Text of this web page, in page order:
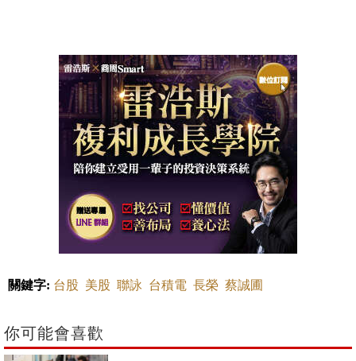
關鍵字: 台股 美股 聯詠 台積電 長榮 蔡誠圃
你可能會喜歡